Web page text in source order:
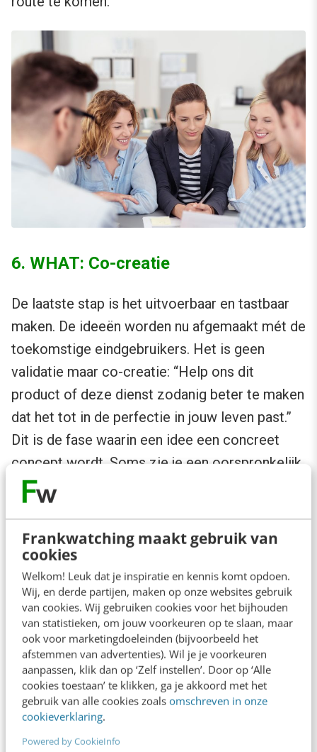
Frankwatching maakt gebruik van
cookies
Welkom! Leuk dat je inspiratie en kennis komt opdoen.
Wij, en derde partijen, maken op onze websites gebruik
van cookies. Wij gebruiken cookies voor het bijhouden
van statistieken, om jouw voorkeuren op te slaan, maar
ook voor marketingdoeleinden (bijvoorbeeld het
afstemmen van advertenties). Wil je je voorkeuren
aanpassen, klik dan op ‘Zelf instellen’. Door op ‘Alle
cookies toestaan’ te klikken, ga je akkoord met het
gebruik van alle cookies zoals omschreven in onze
cookieverklaring.
Powered by CookieInfo
6. WHAT: Co-creatie
De laatste stap is het uitvoerbaar en tastbaar
maken. De ideeën worden nu afgemaakt mét de
toekomstige eindgebruikers. Het is geen
validatie maar co-creatie: “Help ons dit
product of deze dienst zodanig beter te maken
dat het tot in de perfectie in jouw leven past.”
Dit is de fase waarin een idee een concreet
concept wordt. Soms zie je een oorspronkelijk
idee nog een 180-gradendraai maken. De kern
klopt wel, maar de uitvoering kan nog velen
malen beter.
Zo was er een idee om een nieuwe Engels
lesmethode te maken op basis van populaire
popliedjes. In de co-creatie leerden we dat
veel docenten zelf liever geen Engels spreken
voor de klas. De lessen vanGroove.mezijn nu
zo gemaakt dat het geheel door de leerlingen
en het Smartboard zelf gebeurt, zonder dat de